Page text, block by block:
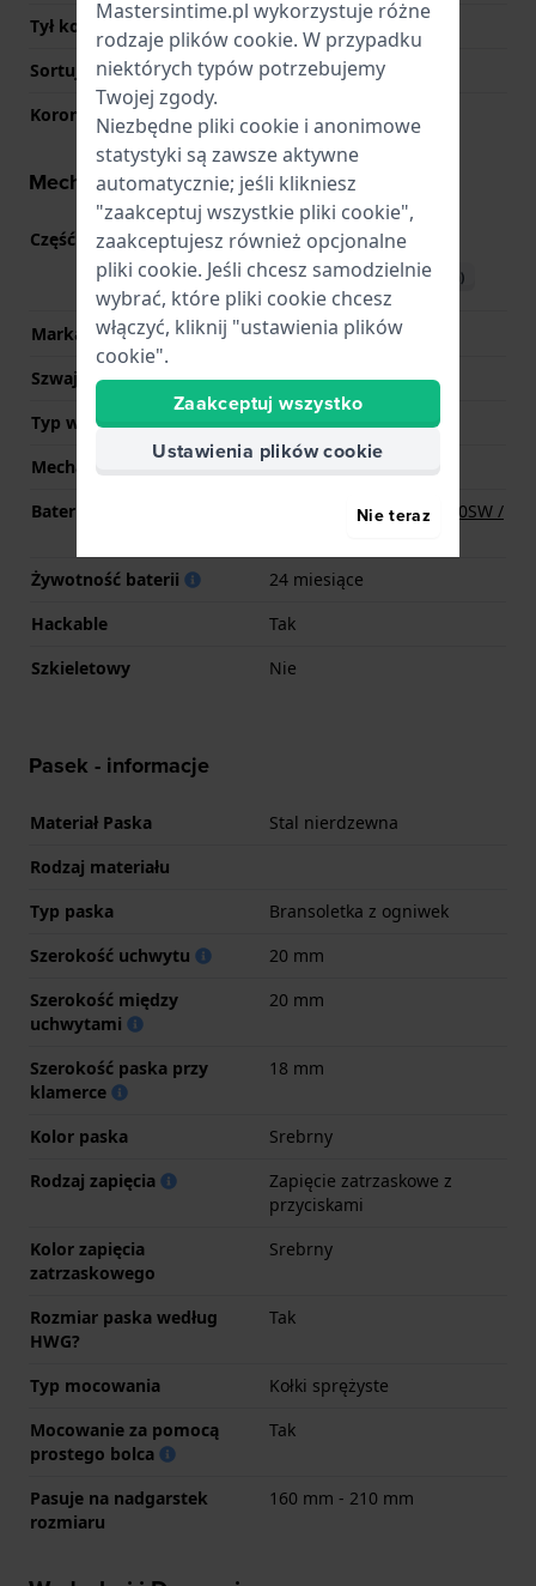
Tył koperty
Pokrywa ciśnieniowa
Sortuj szkiełka
Mineralny
Korona
Koronka wyciągana
Mechanizm - informacje
Część mechanizmu nr VD53(Zobacz specyfikacje
Pobierz instrukcję (English)
Marka Movement
Seiko Instruments Inc.
Szwajcarski mechanizm
Nie
Typ wyświetlacza
Analogowy
Mechanizm
Bateria
Renata R371 371 / SR920SW /
Żywotność baterii
24 miesiące
Hackable
Tak
Szkieletowy
Nie
Pasek - informacje
Materiał Paska
Stal nierdzewna
Rodzaj materiału
Typ paska
Bransoletka z ogniwek
Szerokość uchwytu
20 mm
Szerokość między
uchwytami
20 mm
Szerokość paska przy
klamerce
18 mm
Kolor paska
Srebrny
Rodzaj zapięcia
Zapięcie zatrzaskowe z
przyciskami
Kolor zapięcia
zatrzaskowego
Srebrny
Rozmiar paska według
HWG?
Tak
Typ mocowania
Kołki sprężyste
Mocowanie za pomocą
prostego bolca
Tak
Pasuje na nadgarstek
rozmiaru
160 mm - 210 mm
Mastersintime.pl wykorzystuje różne
rodzaje plików cookie. W przypadku
niektórych typów potrzebujemy
Twojej zgody.
Niezbędne pliki cookie i anonimowe
statystyki są zawsze aktywne
automatycznie; jeśli klikniesz
"zaakceptuj wszystkie pliki cookie",
zaakceptujesz również opcjonalne
pliki cookie. Jeśli chcesz samodzielnie
wybrać, które pliki cookie chcesz
włączyć, kliknij "ustawienia plików
cookie".
Zaakceptuj wszystko
Ustawienia plików cookie
Nie teraz